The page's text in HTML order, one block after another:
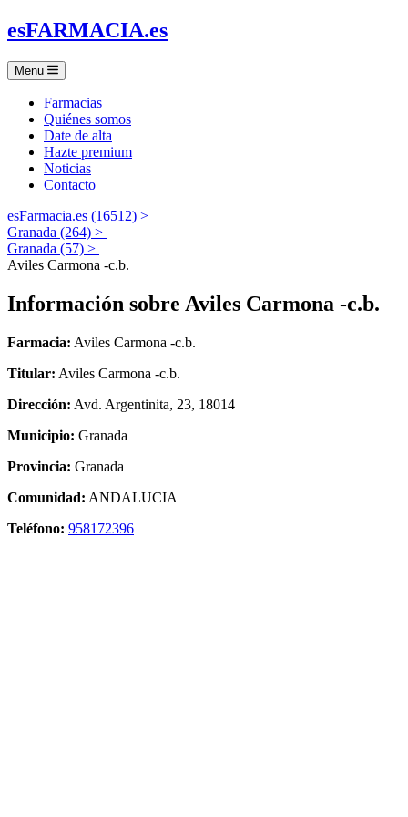
esFARMACIA.es
Menu
Farmacias
Quiénes somos
Date de alta
Hazte premium
Noticias
Contacto
esFarmacia.es (16512) >
Granada (264) >
Granada (57) >
Aviles Carmona -c.b.
Información sobre Aviles Carmona -c.b.
Farmacia: Aviles Carmona -c.b.
Titular: Aviles Carmona -c.b.
Dirección: Avd. Argentinita, 23, 18014
Municipio: Granada
Provincia: Granada
Comunidad: ANDALUCIA
Teléfono: 958172396